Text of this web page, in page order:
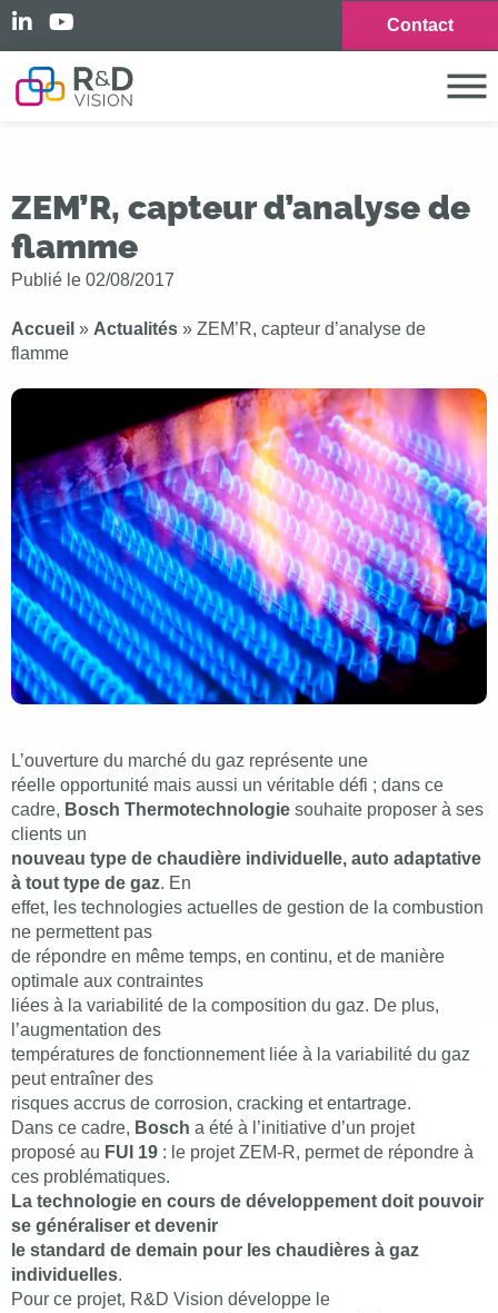
Contact
ZEM’R, capteur d’analyse de
flamme
Publié le 02/08/2017
Accueil » Actualités » ZEM’R, capteur d’analyse de
flamme
L’ouverture du marché du gaz représente une
réelle opportunité mais aussi un véritable défi ; dans ce
cadre, Bosch Thermotechnologie souhaite proposer à ses
clients un
nouveau type de chaudière individuelle, auto adaptative
à tout type de gaz. En
effet, les technologies actuelles de gestion de la combustion
ne permettent pas
de répondre en même temps, en continu, et de manière
optimale aux contraintes
liées à la variabilité de la composition du gaz. De plus,
l’augmentation des
températures de fonctionnement liée à la variabilité du gaz
peut entraîner des
risques accrus de corrosion, cracking et entartrage.
Dans ce cadre, Bosch a été à l’initiative d’un projet
proposé au FUI 19 : le projet ZEM-R, permet de répondre à
ces problématiques.
La technologie en cours de développement doit pouvoir
se généraliser et devenir
le standard de demain pour les chaudières à gaz
individuelles.
Pour ce projet, R&D Vision développe le